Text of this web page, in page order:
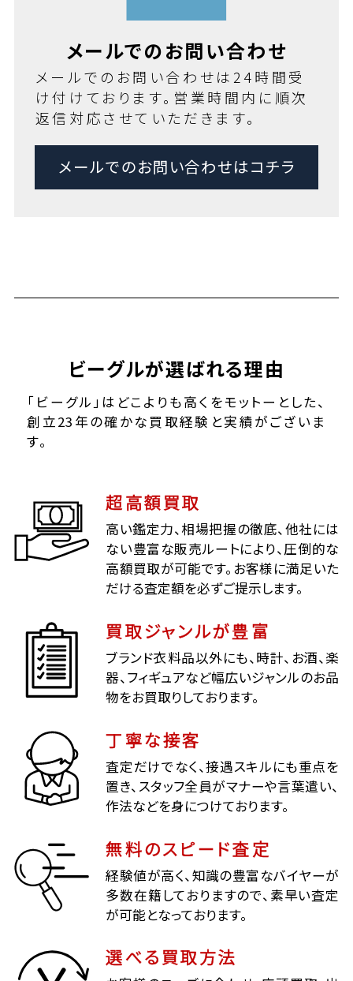
メールでのお問い合わせ
メールでのお問い合わせは24時間受
け付けております。営業時間内に順次
返信対応させていただきます。
メールでのお問い合わせはコチラ
ビーグルが選ばれる理由
「ビーグル」はどこよりも高くをモットーとした、
創立23年の確かな買取経験と実績がございま
す。
超高額買取
高い鑑定力、相場把握の徹底、他社には
ない豊富な販売ルートにより、圧倒的な
高額買取が可能です。お客様に満足いた
だける査定額を必ずご提示します。
買取ジャンルが豊富
ブランド衣料品以外にも、時計、お酒、楽
器、フィギュアなど幅広いジャンルのお品
物をお買取りしております。
丁寧な接客
査定だけでなく、接遇スキルにも重点を
置き、スタッフ全員がマナーや言葉遣い、
作法などを身につけております。
無料のスピード査定
経験値が高く、知識の豊富なバイヤーが
多数在籍しておりますので、素早い査定
が可能となっております。
選べる買取方法